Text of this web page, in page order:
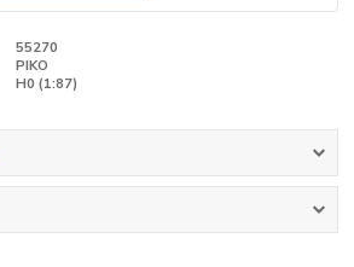
55270
PIKO
H0 (1:87)